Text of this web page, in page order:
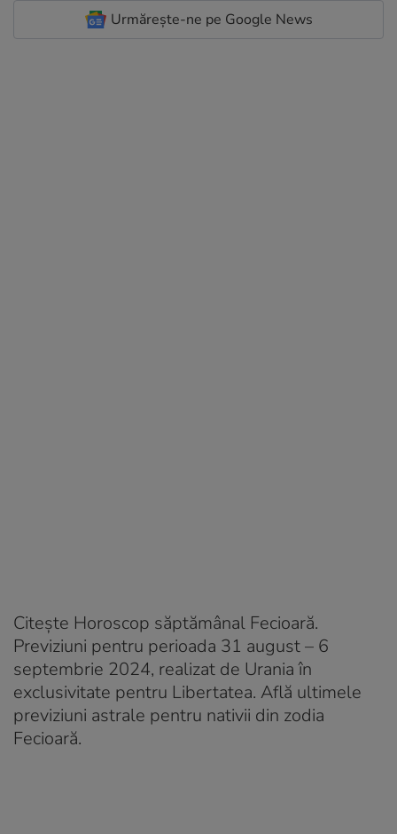
Urmărește-ne pe Google News
Citește Horoscop săptămânal Fecioară.
Previziuni pentru perioada 31 august – 6
septembrie 2024, realizat de Urania în
exclusivitate pentru Libertatea. Află ultimele
previziuni astrale pentru nativii din zodia
Fecioară.